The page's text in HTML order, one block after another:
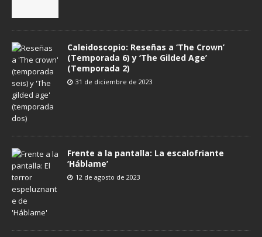
Caleidoscopio: Reseñas a ‘The Crown’
(Temporada 6) y ‘The Gilded Age’
(Temporada 2)
31 de diciembre de 2023
Frente a la pantalla: La escalofriante
‘Háblame’
12 de agosto de 2023